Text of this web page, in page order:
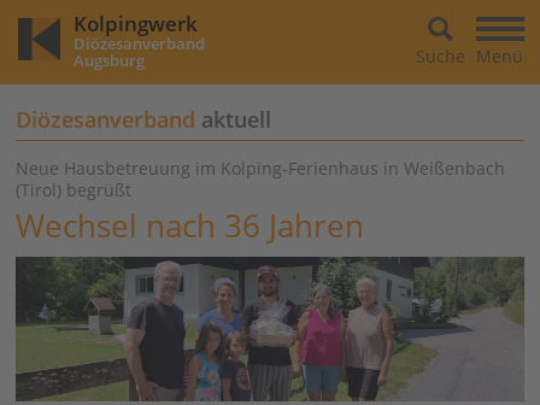
Kolpingwerk
Diözesanverband
Augsburg Menü
Suche
Diözesanverband aktuell
Neue Hausbetreuung im Kolping-Ferienhaus in Weißenbach
(Tirol) begrüßt
Wechsel nach 36 Jahren